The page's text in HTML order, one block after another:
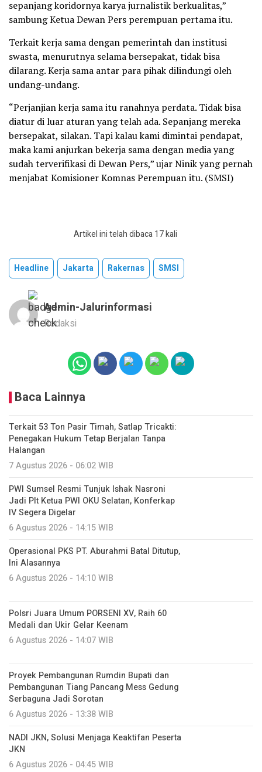
sepanjang koridornya karya jurnalistik berkualitas,”
sambung Ketua Dewan Pers perempuan pertama itu.
Terkait kerja sama dengan pemerintah dan institusi
swasta, menurutnya selama bersepakat, tidak bisa
dilarang. Kerja sama antar para pihak dilindungi oleh
undang-undang.
“Perjanjian kerja sama itu ranahnya perdata. Tidak bisa
diatur di luar aturan yang telah ada. Sepanjang mereka
bersepakat, silakan. Tapi kalau kami dimintai pendapat,
maka kami anjurkan bekerja sama dengan media yang
sudah terverifikasi di Dewan Pers,” ujar Ninik yang pernah
menjabat Komisioner Komnas Perempuan itu. (SMSI)
Artikel ini telah dibaca 17 kali
Headline Jakarta Rakernas SMSI
Admin-Jalurinformasi
Redaksi
Baca Lainnya
Terkait 53 Ton Pasir Timah, Satlap Tricakti:
Penegakan Hukum Tetap Berjalan Tanpa
Halangan
7 Agustus 2026 - 06:02 WIB
PWI Sumsel Resmi Tunjuk Ishak Nasroni
Jadi Plt Ketua PWI OKU Selatan, Konferkap
IV Segera Digelar
6 Agustus 2026 - 14:15 WIB
Operasional PKS PT. Aburahmi Batal Ditutup,
Ini Alasannya
6 Agustus 2026 - 14:10 WIB
Polsri Juara Umum PORSENI XV, Raih 60
Medali dan Ukir Gelar Keenam
6 Agustus 2026 - 14:07 WIB
Proyek Pembangunan Rumdin Bupati dan
Pembangunan Tiang Pancang Mess Gedung
Serbaguna Jadi Sorotan
6 Agustus 2026 - 13:38 WIB
NADI JKN, Solusi Menjaga Keaktifan Peserta
JKN
6 Agustus 2026 - 04:45 WIB